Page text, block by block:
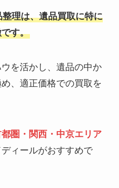
理は、遺品買取に特に
す。
を活かし、遺品の中か
、適正価格での買取を
圏・関西・中京エリア
ィールがおすすめで